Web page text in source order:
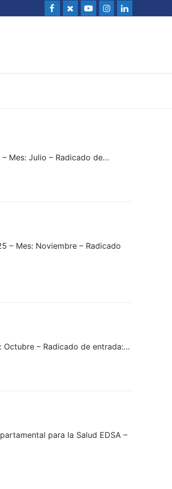
Mes: Julio – Radicado de…
– Mes: Noviembre – Radicado
Octubre – Radicado de entrada:…
para la Salud EDSA –